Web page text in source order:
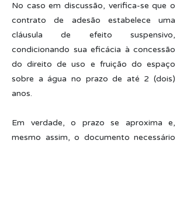
No caso em discussão, verifica-se que o
contrato de adesão estabelece uma
cláusula de efeito suspensivo,
condicionando sua eficácia à concessão
do direito de uso e fruição do espaço
sobre a água no prazo de até 2 (dois)
anos.
Em verdade, o prazo se aproxima e,
mesmo assim, o documento necessário